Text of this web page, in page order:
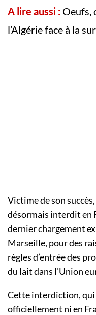
A lire aussi : Oeufs,
l’Algérie face à la
Victime de son
désormais interdit en
dernier chargement
Marseille, pour des
règles d’entrée des
du lait dans l’Union
Cette interdiction, qui
officiellement ni en